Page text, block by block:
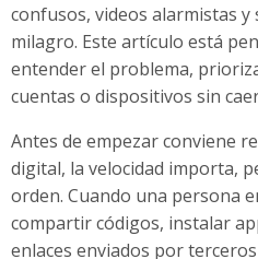
confusos, videos alarmistas
milagro. Este artículo está
entender el problema,
cuentas o dispositivos sin
Antes de empezar conviene
digital, la velocidad importa,
orden. Cuando una persona
compartir códigos, instalar
enlaces enviados por